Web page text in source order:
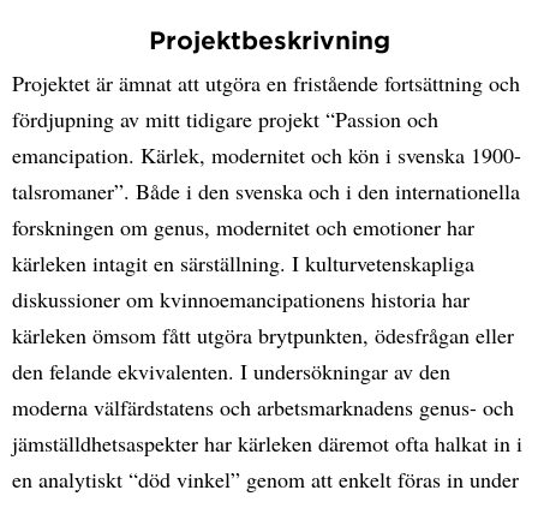
Projektbeskrivning
Projektet är ämnat att utgöra en fristående fortsättning och
fördjupning av mitt tidigare projekt “Passion och
emancipation. Kärlek, modernitet och kön i svenska 1900-
talsromaner”. Både i den svenska och i den internationella
forskningen om genus, modernitet och emotioner har
kärleken intagit en särställning. I kulturvetenskapliga
diskussioner om kvinnoemancipationens historia har
kärleken ömsom fått utgöra brytpunkten, ödesfrågan eller
den felande ekvivalenten. I undersökningar av den
moderna välfärdstatens och arbetsmarknadens genus- och
jämställdhetsaspekter har kärleken däremot ofta halkat in i
en analytiskt “död vinkel” genom att enkelt föras in under